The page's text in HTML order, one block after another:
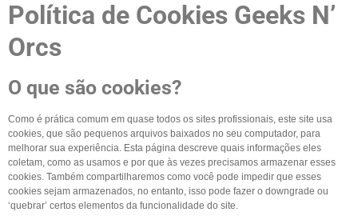
Política de Cookies Geeks N’
Orcs
O que são cookies?
Como é prática comum em quase todos os sites profissionais, este site usa
cookies, que são pequenos arquivos baixados no seu computador, para
melhorar sua experiência. Esta página descreve quais informações eles
coletam, como as usamos e por que às vezes precisamos armazenar esses
cookies. Também compartilharemos como você pode impedir que esses
cookies sejam armazenados, no entanto, isso pode fazer o downgrade ou
‘quebrar’ certos elementos da funcionalidade do site.